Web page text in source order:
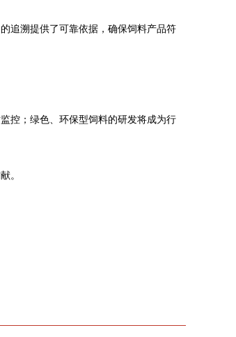
追溯提供了可靠依据，确保饲料产品符
控；绿色、环保型饲料的研发将成为行
。